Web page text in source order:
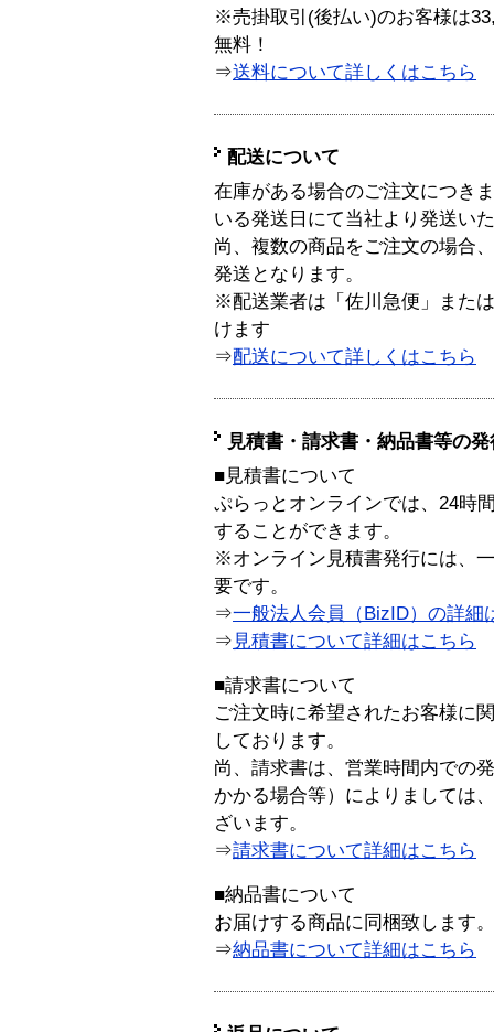
※売掛取引(後払い)のお客様は
無料！
⇒送料について詳しくはこちら
配送について
在庫がある場合のご注文につき
いる発送日にて当社より発送い
尚、複数の商品をご注文の場合
発送となります。
※配送業者は「佐川急便」また
けます
⇒配送について詳しくはこちら
見積書・請求書・納品書等の
■見積書について
ぷらっとオンラインでは、24時
することができます。
※オンライン見積書発行には、
要です。
⇒一般法人会員（BizID）の詳細
⇒ 見積書について詳細はこちら
■請求書について
ご注文時に希望されたお客様に
しております。
尚、請求書は、営業時間内での
かかる場合等）によりましては
ざいます。
⇒請求書について詳細はこちら
■納品書について
お届けする商品に同梱致します。
⇒納品書について詳細はこちら